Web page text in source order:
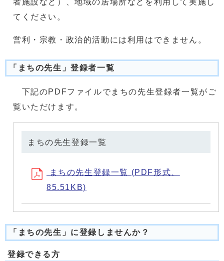
てください。
営利・宗教・政治的活動には利用はできません。
「まちの先生」登録者一覧
下記のPDFファイルでまちの先生登録者一覧がご
覧いただけます。
まちの先生登録一覧
まちの先生登録一覧 (PDF形式、
85.51KB)
「まちの先生」に登録しませんか？
登録できる方